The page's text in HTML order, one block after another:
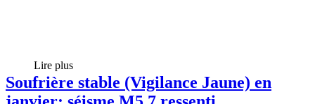
Lire plus
Soufrière stable (Vigilance Jaune) en